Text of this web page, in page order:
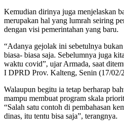
Kemudian dirinya juga menjelaskan
merupakan hal yang lumrah seiring
dengan visi pemerintahan yang baru.
“Adanya gejolak ini sebetulnya
biasa- biasa saja. Sebelumnya juga
waktu covid”, ujar Armada, saat
I DPRD Prov. Kalteng, Senin (17/02/
Walaupun begitu ia tetap berharap
mampu membuat program skala
“Salah satu contoh di pembahasan
dinas, itu tentu bisa saja”, terangnya.